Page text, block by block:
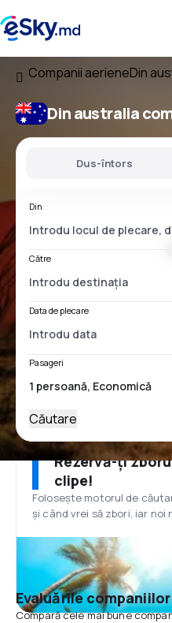
Companii aerieneDin
Din australia
Dus-întors
Din
Către
Data de plecare
Pasageri
Căutare
Rezervă-ți
clipe!
Folosește motorul de
și când vrei să zbori, iar noi
Evaluările
Compară cele mai bune